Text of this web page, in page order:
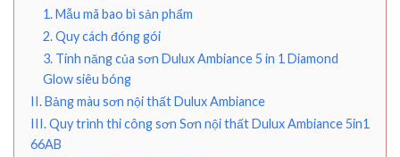
1. Mẫu mã bao bì sản phẩm
2. Quy cách đóng gói
3. Tính năng của sơn Dulux Ambiance 5 in 1 Diamond
Glow siêu bóng
II. Bảng màu sơn nội thất Dulux Ambiance
III. Quy trình thi công sơn Sơn nội thất Dulux Ambiance 5in1
66AB